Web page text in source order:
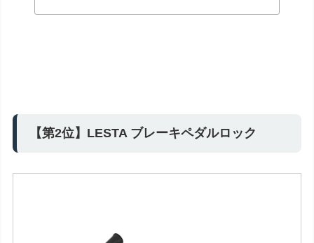
【第2位】LESTA ブレーキペダルロック